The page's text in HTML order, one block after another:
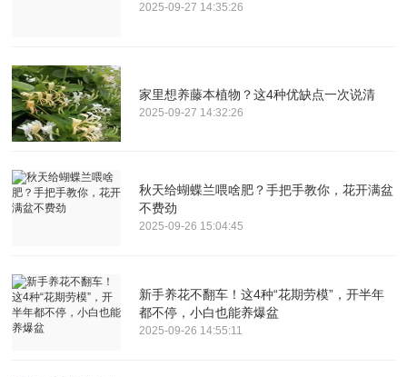
2025-09-27 14:35:26
家里想养藤本植物？这4种优缺点一次说清
2025-09-27 14:32:26
秋天给蝴蝶兰喂啥肥？手把手教你，花开满盆
不费劲
2025-09-26 15:04:45
新手养花不翻车！这4种“花期劳模”，开半年
都不停，小白也能养爆盆
2025-09-26 14:55:11